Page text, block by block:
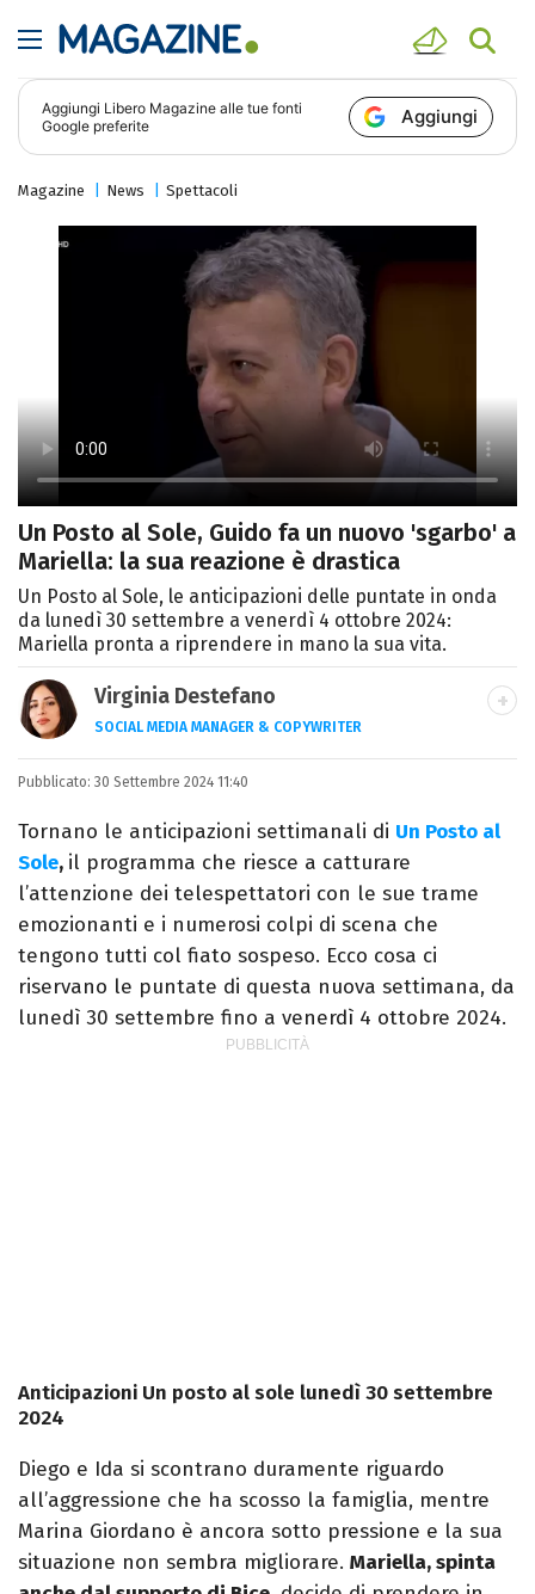
Aggiungi Libero Magazine alle tue fonti
Google preferite
Aggiungi
Magazine News Spettacoli
Un Posto al Sole, Guido fa un nuovo 'sgarbo' a
Mariella: la sua reazione è drastica
Un Posto al Sole, le anticipazioni delle puntate in onda
da lunedì 30 settembre a venerdì 4 ottobre 2024:
Mariella pronta a riprendere in mano la sua vita.
Virginia Destefano
SOCIAL MEDIA MANAGER & COPYWRITER
Una passione smisurata per le serie TV.
videomaking e scrittura sono il mio
passatempo preferito.
Pubblicato: 30 Settembre 2024 11:40
Tornano le anticipazioni settimanali di Un Posto al
Sole, il programma che riesce a catturare
l’attenzione dei telespettatori con le sue trame
emozionanti e i numerosi colpi di scena che
tengono tutti col fiato sospeso. Ecco cosa ci
riservano le puntate di questa nuova settimana, da
lunedì 30 settembre fino a venerdì 4 ottobre 2024.
Anticipazioni Un posto al sole lunedì 30 settembre
2024
Diego e Ida si scontrano duramente riguardo
all’aggressione che ha scosso la famiglia, mentre
Marina Giordano è ancora sotto pressione e la sua
situazione non sembra migliorare. Mariella, spinta